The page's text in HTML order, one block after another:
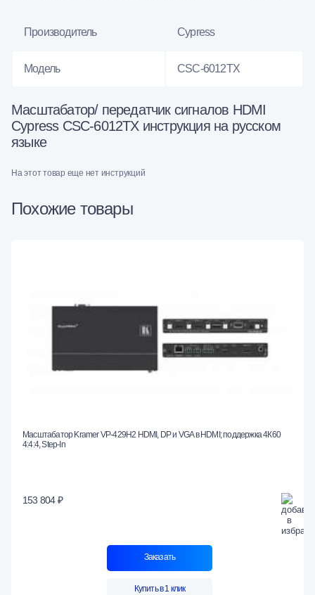
Производитель Cypress
Модель CSC-6012TX
Масштабатор/ передатчик сигналов HDMI
Cypress CSC-6012TX инструкция на русском
языке
На этот товар еще нет инструкций
Похожие товары
Масштабатор Kramer VP-429H2 HDMI, DP и VGA в HDMI; поддержка 4К60
4:4:4, Step-In
153 804 ₽
Заказать
Купить в 1 клик